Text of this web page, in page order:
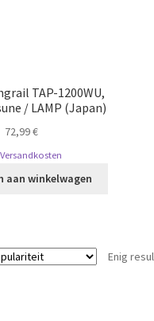
TAP-1200WU,
/ LAMP (Japan)
72,99€
Versandkosten
aan winkelwagen
Enig